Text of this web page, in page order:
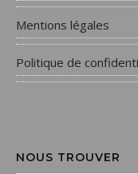
Mentions légales
Politique de
NOUS TROUVER